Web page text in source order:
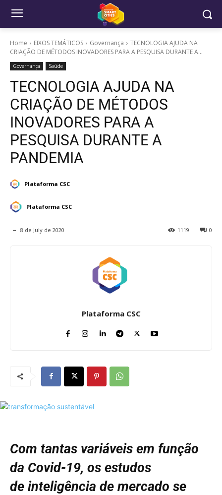
Home EIXOS TEMÁTICOS Governança
TECNOLOGIA AJUDA NA
CRIAÇÃO DE MÉTODOS INOVADORES PARA A PESQUISA DURANTE A...
Governança Saúde
TECNOLOGIA AJUDA NA
CRIAÇÃO DE MÉTODOS
INOVADORES PARA A
PESQUISA DURANTE A
PANDEMIA
Plataforma CSC
Plataforma CSC
8 de July de 2020 0
1119
Plataforma CSC
Com tantas variáveis em função
da Covid-19, os estudos
de inteligência de mercado se